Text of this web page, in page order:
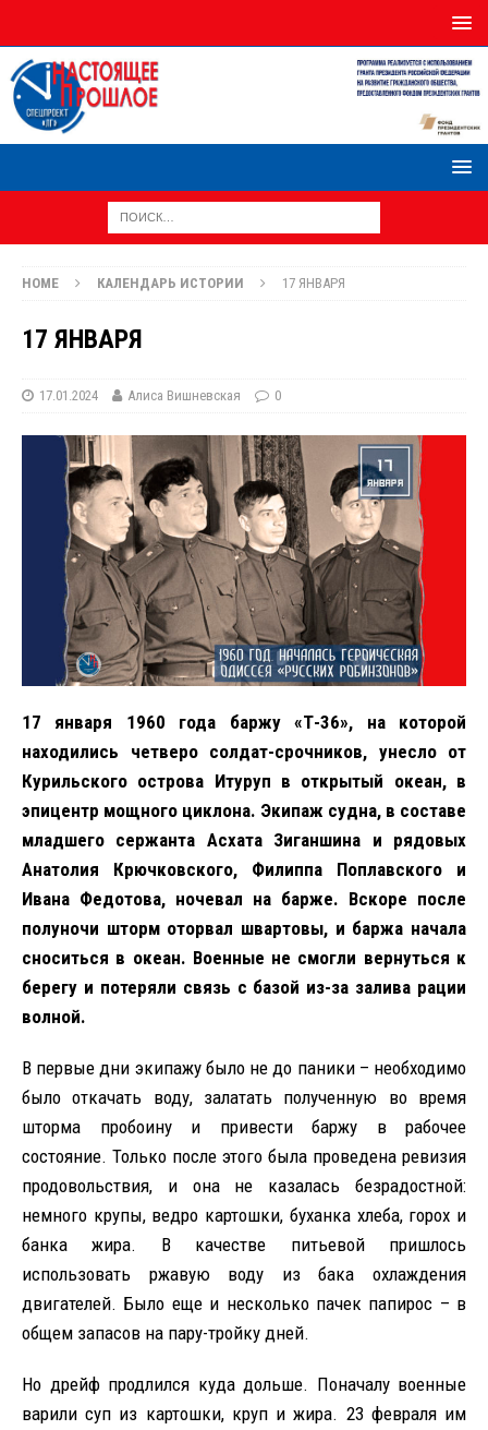
HOME КАЛЕНДАРЬ ИСТОРИИ 17 ЯНВАРЯ
17 ЯНВАРЯ
17.01.2024 Алиса Вишневская 0
17 января 1960 года баржу «Т-36», на которой
находились четверо солдат-срочников, унесло от
Курильского острова Итуруп в открытый океан, в
эпицентр мощного циклона. Экипаж судна, в составе
младшего сержанта Асхата Зиганшина и рядовых
Анатолия Крючковского, Филиппа Поплавского и
Ивана Федотова, ночевал на барже. Вскоре после
полуночи шторм оторвал швартовы, и баржа начала
сноситься в океан. Военные не смогли вернуться к
берегу и потеряли связь с базой из-за залива рации
волной.
В первые дни экипажу было не до паники – необходимо
было откачать воду, залатать полученную во время
шторма пробоину и привести баржу в рабочее
состояние. Только после этого была проведена ревизия
продовольствия, и она не казалась безрадостной:
немного крупы, ведро картошки, буханка хлеба, горох и
банка жира. В качестве питьевой пришлось
использовать ржавую воду из бака охлаждения
двигателей. Было еще и несколько пачек папирос – в
общем запасов на пару-тройку дней.
Но дрейф продлился куда дольше. Поначалу военные
варили суп из картошки, круп и жира. 23 февраля им